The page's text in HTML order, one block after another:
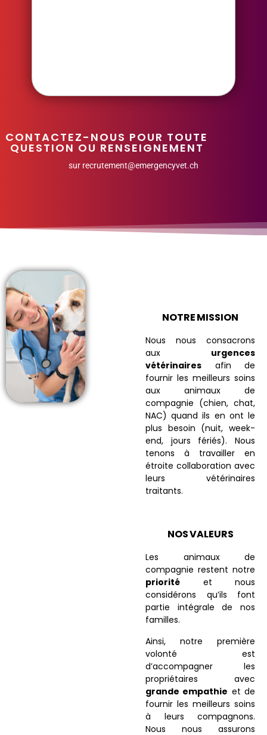
CONTACTEZ-NOUS POUR TOUTE
QUESTION OU RENSEIGNEMENT
sur recrutement@emergencyvet.ch
NOTRE MISSION
Nous nous consacrons
aux urgences
vétérinaires afin de
fournir les meilleurs soins
aux animaux de
compagnie (chien, chat,
NAC) quand ils en ont le
plus besoin (nuit, week-
end, jours fériés). Nous
tenons à travailler en
étroite collaboration avec
leurs vétérinaires
traitants.
NOS VALEURS
Les animaux de
compagnie restent notre
priorité et nous
considérons qu’ils font
partie intégrale de nos
familles.
Ainsi, notre première
volonté est
d’accompagner les
propriétaires avec
grande empathie et de
fournir les meilleurs soins
à leurs compagnons.
Nous nous assurons